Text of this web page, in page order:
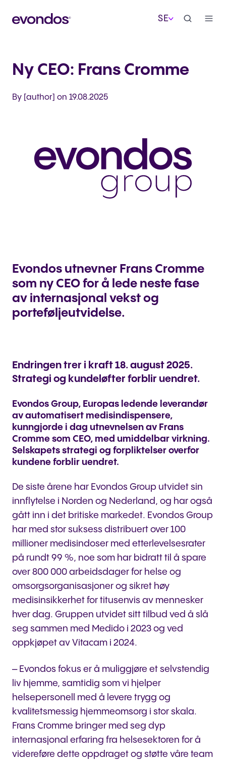
SE
Ny CEO: Frans Cromme
By [author] on 19.08.2025
Evondos utnevner Frans Cromme
som ny CEO for å lede neste fase
av internasjonal vekst og
porteføljeutvidelse.
Endringen trer i kraft 18. august 2025.
Strategi og kundeløfter forblir uendret.
Evondos Group, Europas ledende leverandør
av automatisert medisindispensere,
kunngjorde i dag utnevnelsen av Frans
Cromme som CEO, med umiddelbar virkning.
Selskapets strategi og forpliktelser overfor
kundene forblir uendret.
De siste årene har Evondos Group utvidet sin
innflytelse i Norden og Nederland, og har også
gått inn i det britiske markedet. Evondos Group
har med stor suksess distribuert over 100
millioner medisin­doser med etterlevelsesrater
på rundt 99 %, noe som har bidratt til å spare
over 800 000 arbeidsdager for helse og
omsorgsorganisasjoner og sikret høy
medisinsikkerhet for titusenvis av mennesker
hver dag. Gruppen utvidet sitt tilbud ved å slå
seg sammen med Medido i 2023 og ved
oppkjøpet av Vitacam i 2024.
– Evondos fokus er å muliggjøre et selvstendig
liv hjemme, samtidig som vi hjelper
helsepersonell med å levere trygg og
kvalitetsmessig hjemmeomsorg i stor skala.
Frans Cromme bringer med seg dyp
internasjonal erfaring fra helsesektoren for å
videreføre dette oppdraget og støtte våre team